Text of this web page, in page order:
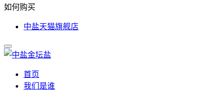
如何购买
中盐天猫旗舰店
首页
我们是谁